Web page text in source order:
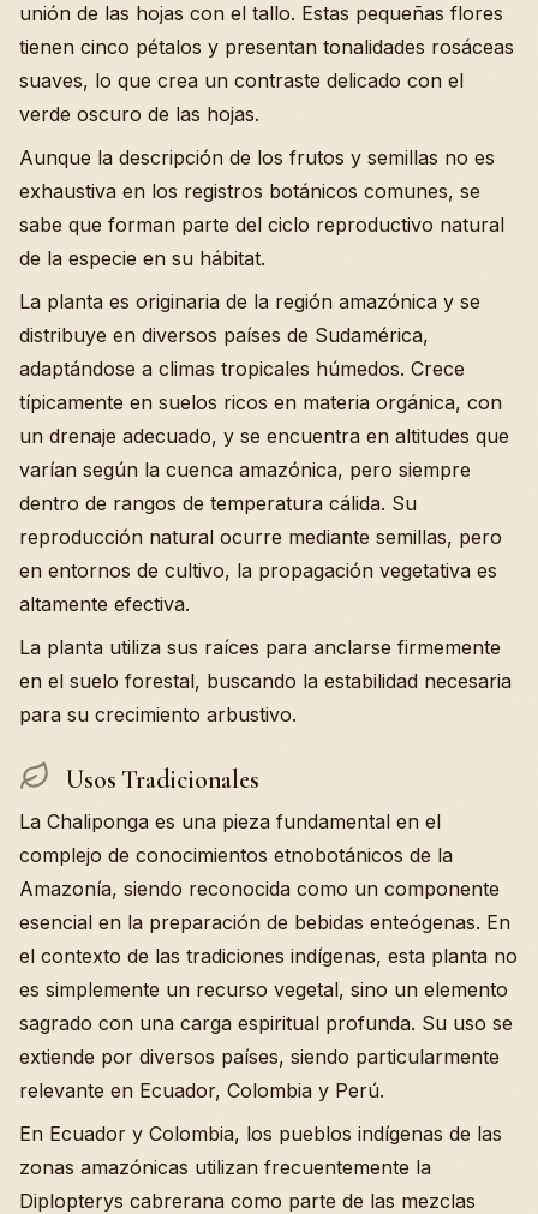
unión de las hojas con el tallo. Estas pequeñas flores
tienen cinco pétalos y presentan tonalidades rosáceas
suaves, lo que crea un contraste delicado con el
verde oscuro de las hojas.
Aunque la descripción de los frutos y semillas no es
exhaustiva en los registros botánicos comunes, se
sabe que forman parte del ciclo reproductivo natural
de la especie en su hábitat.
La planta es originaria de la región amazónica y se
distribuye en diversos países de Sudamérica,
adaptándose a climas tropicales húmedos. Crece
típicamente en suelos ricos en materia orgánica, con
un drenaje adecuado, y se encuentra en altitudes que
varían según la cuenca amazónica, pero siempre
dentro de rangos de temperatura cálida. Su
reproducción natural ocurre mediante semillas, pero
en entornos de cultivo, la propagación vegetativa es
altamente efectiva.
La planta utiliza sus raíces para anclarse firmemente
en el suelo forestal, buscando la estabilidad necesaria
para su crecimiento arbustivo.
Usos Tradicionales
La Chaliponga es una pieza fundamental en el
complejo de conocimientos etnobotánicos de la
Amazonía, siendo reconocida como un componente
esencial en la preparación de bebidas enteógenas. En
el contexto de las tradiciones indígenas, esta planta no
es simplemente un recurso vegetal, sino un elemento
sagrado con una carga espiritual profunda. Su uso se
extiende por diversos países, siendo particularmente
relevante en Ecuador, Colombia y Perú.
En Ecuador y Colombia, los pueblos indígenas de las
zonas amazónicas utilizan frecuentemente la
Diplopterys cabrerana como parte de las mezclas